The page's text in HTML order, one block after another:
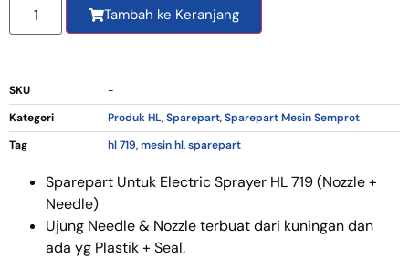
Tambah ke Keranjang
SKU
-
Kategori
Produk HL,Sparepart,Sparepart Mesin Semprot
Tag
hl 719,mesin hl,sparepart
Sparepart Untuk Electric Sprayer HL 719 (Nozzle +
Needle)
Ujung Needle & Nozzle terbuat dari kuningan dan
ada yg Plastik + Seal.